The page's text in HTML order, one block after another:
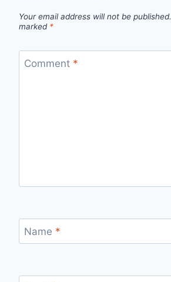
Your email address will not be published.
marked *
Comment *
Name *